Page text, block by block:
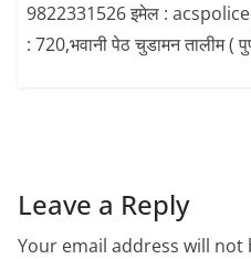
9822331526 इमेल :
: 720,भवानी पेठ चुडामन तालीम (
Leave a Reply
Your email address will not